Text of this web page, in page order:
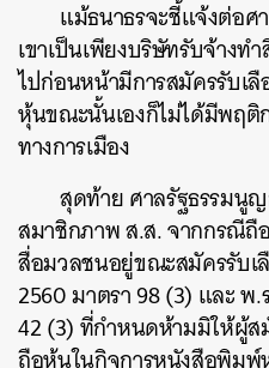
แม้ธนาธรจะชี้แจ้งต่อ
เขาเป็นเพียงบริษัทรับจ้างท
ไปก่อนหน้ามีการสมัครรับเ
หุ้นขณะนั้นเองก็ไม่ได้มีพฤติ
ทางการเมือง
สุดท้าย ศาลรัฐธรรมนู
สมาชิกภาพ ส.ส. จากกรณีถื
สื่อมวลชนอยู่ขณะสมัครรับเ
2560 มาตรา 98 (3) และ พ
42 (3) ที่กำหนดห้ามมิให้ผู้ส